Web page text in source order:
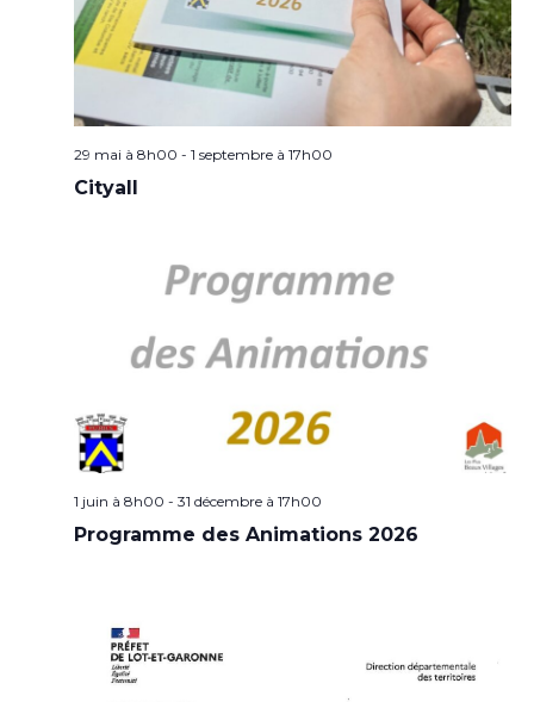
29 mai à 8h00 - 1 septembre à 17h00
Cityall
1 juin à 8h00 - 31 décembre à 17h00
Programme des Animations 2026